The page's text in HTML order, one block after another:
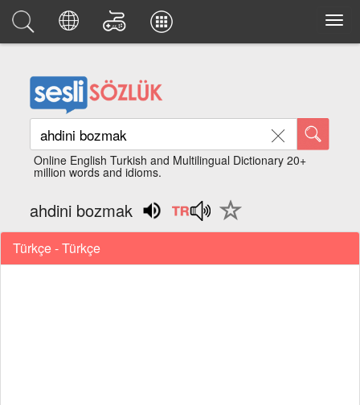
Online English Turkish and Multilingual Dictionary 20+
million words and idioms.
ahdini bozmak
Türkçe - Türkçe